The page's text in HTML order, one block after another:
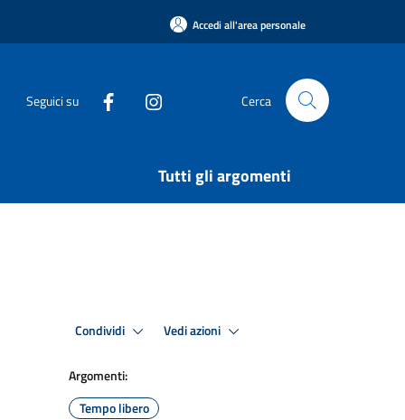
Accedi all'area personale
Seguici su Cerca
Tutti gli argomenti
Condividi Vedi azioni
Argomenti:
Tempo libero